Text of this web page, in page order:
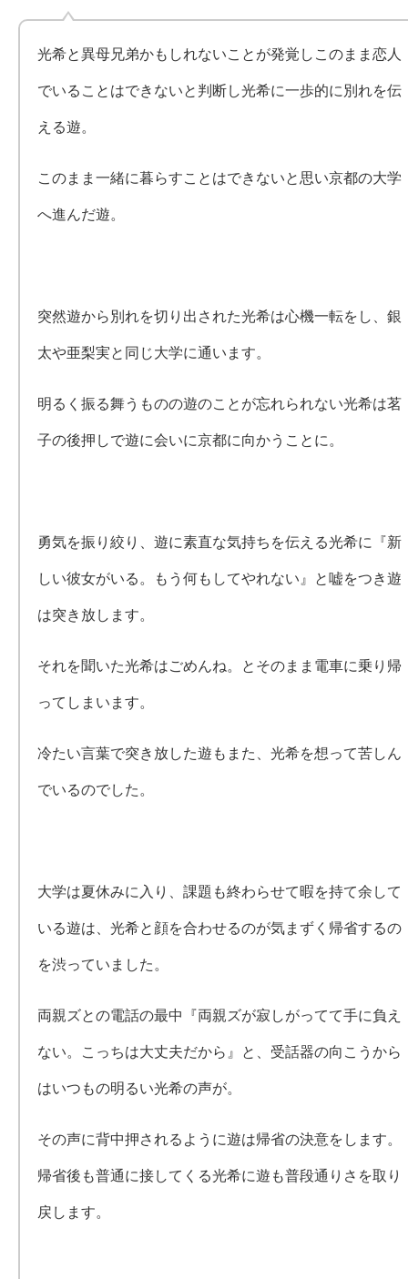
光希と異母兄弟かもしれないことが発覚しこのまま恋人
でいることはできないと判断し光希に一歩的に別れを伝
える遊。
このまま一緒に暮らすことはできないと思い京都の大学
へ進んだ遊。
突然遊から別れを切り出された光希は心機一転をし、銀
太や亜梨実と同じ大学に通います。
明るく振る舞うものの遊のことが忘れられない光希は茗
子の後押しで遊に会いに京都に向かうことに。
勇気を振り絞り、遊に素直な気持ちを伝える光希に『新
しい彼女がいる。もう何もしてやれない』と嘘をつき遊
は突き放します。
それを聞いた光希はごめんね。とそのまま電車に乗り帰
ってしまいます。
冷たい言葉で突き放した遊もまた、光希を想って苦しん
でいるのでした。
大学は夏休みに入り、課題も終わらせて暇を持て余して
いる遊は、光希と顔を合わせるのが気まずく帰省するの
を渋っていました。
両親ズとの電話の最中『両親ズが寂しがってて手に負え
ない。こっちは大丈夫だから』と、受話器の向こうから
はいつもの明るい光希の声が。
その声に背中押されるように遊は帰省の決意をします。
帰省後も普通に接してくる光希に遊も普段通りさを取り
戻します。